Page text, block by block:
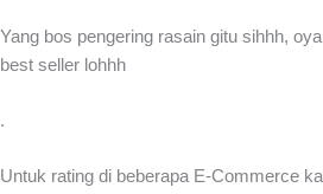
Yang bos pengering rasain gitu sihhh,
best seller lohhh
.
Untuk rating di beberapa E-Commerce